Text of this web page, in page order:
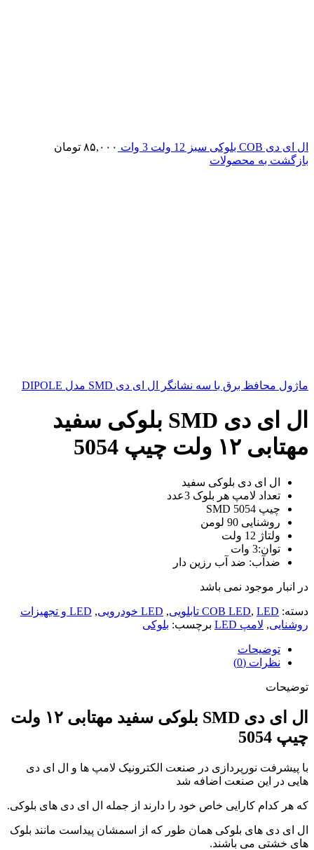
ال ای دی COB بلوکی سبز 12 ولت 3 وات ۸۵,۰۰۰ تومان
بازگشت به محصولات
ماژول محافظ برق با سه نشانگر ال ای دی SMD مدل DIPOLE
ال ای دی SMD بلوکی سفید
مهتابی ۱۲ ولت چیپ 5054
ال ای دی بلوکی سفید
تعداد لامپ هر بلوک 3عدد
چیپ 5054 SMD
روشنایی 90 لومن
ولتاژ 12 ولت
توان:3 وات
ضدآب: ضد آب رزین دار
در انبار موجود نمی باشد
دسته: COB LED, LED تابلویی , LED خودرویی ,
LED و تجهیزات
روشنایی, لامپ LED برچسب: بلوکی
توضیحات
نظرات (0)
توضیحات
ال ای دی SMD بلوکی سفید مهتابی ۱۲ ولت
چیپ 5054
با پیشرفت نورپردازی در صنعت الکترونیک لامپ ها و ال ای دی
هایی در این صنعت اضافه شد
که هر کدام کارایی خاص خود را دارند از جمله ال ای دی های بلوکی.
ال ای دی های بلوکی همان طور که از اسمشان پیداست مانند بلوک
های خشتی می باشند.